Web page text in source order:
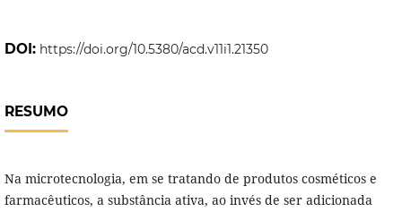
DOI: https://doi.org/10.5380/acd.v11i1.21350
RESUMO
Na microtecnologia, em se tratando de produtos cosméticos e
farmacêuticos, a substância ativa, ao invés de ser adicionada